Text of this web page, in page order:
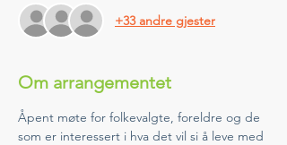
+33 andre gjester
Om arrangementet
Åpent møte for folkevalgte, foreldre og de
som er interessert i hva det vil si å leve med